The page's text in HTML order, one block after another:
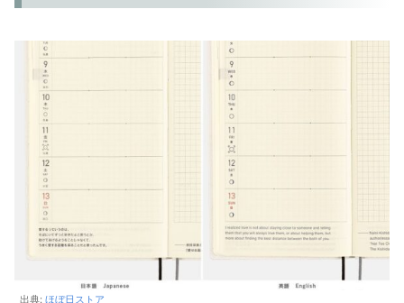
出典: ほぼ日ストア